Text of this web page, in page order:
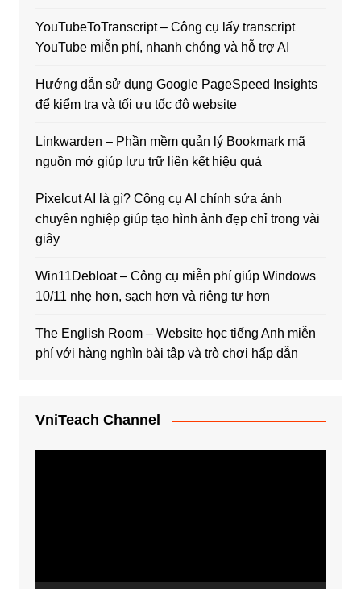
YouTubeToTranscript – Công cụ lấy transcript
YouTube miễn phí, nhanh chóng và hỗ trợ AI
Hướng dẫn sử dụng Google PageSpeed Insights
để kiểm tra và tối ưu tốc độ website
Linkwarden – Phần mềm quản lý Bookmark mã
nguồn mở giúp lưu trữ liên kết hiệu quả
Pixelcut AI là gì? Công cụ AI chỉnh sửa ảnh
chuyên nghiệp giúp tạo hình ảnh đẹp chỉ trong vài
giây
Win11Debloat – Công cụ miễn phí giúp Windows
10/11 nhẹ hơn, sạch hơn và riêng tư hơn
The English Room – Website học tiếng Anh miễn
phí với hàng nghìn bài tập và trò chơi hấp dẫn
VniTeach Channel